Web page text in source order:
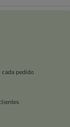
pedido